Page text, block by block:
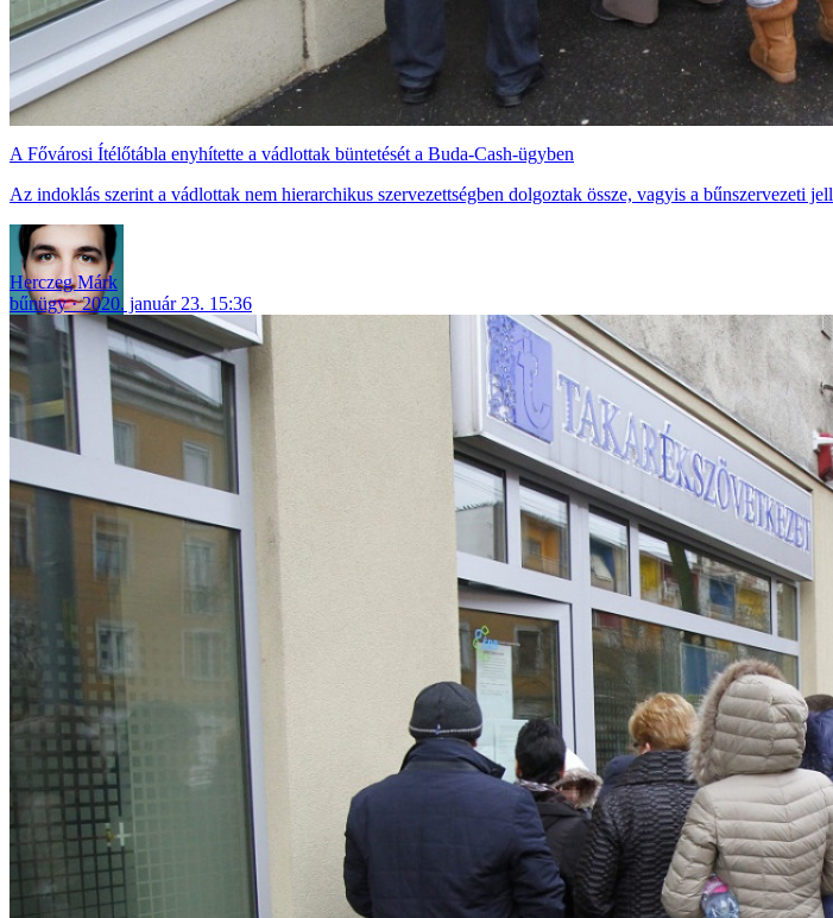
A Fővárosi Ítélőtábla enyhítette a vádlottak büntetését a Buda-Cash-ügyben
Az indoklás szerint a vádlottak nem hierarchikus szervezettségben dolgoztak össze, vagyis a bűnszervezeti
Herczeg Márk
bűnügy
2020. január 23. 15:36